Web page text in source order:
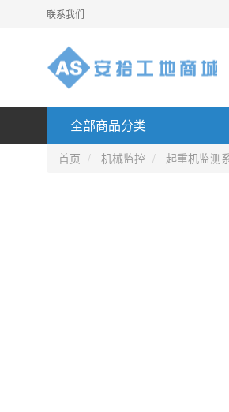
联系我们
全部商品分类
首页 机械监控 起重机监测